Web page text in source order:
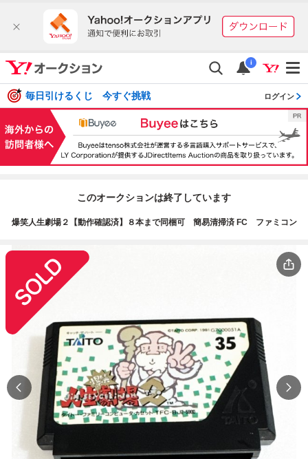
i
毎日引けるくじ 今すぐ挑戦 ログイン
このオークションは終了しています
爆笑人生劇場２【動作確認済】８本まで同梱可 簡易清掃済 FC ファミコン